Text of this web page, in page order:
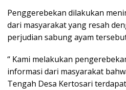
Penggerebekan dilakukan
dari masyarakat yang resah
perjudian sabung ayam
“ Kami melakukan
informasi dari masyarakat
Tengah Desa Kertosari